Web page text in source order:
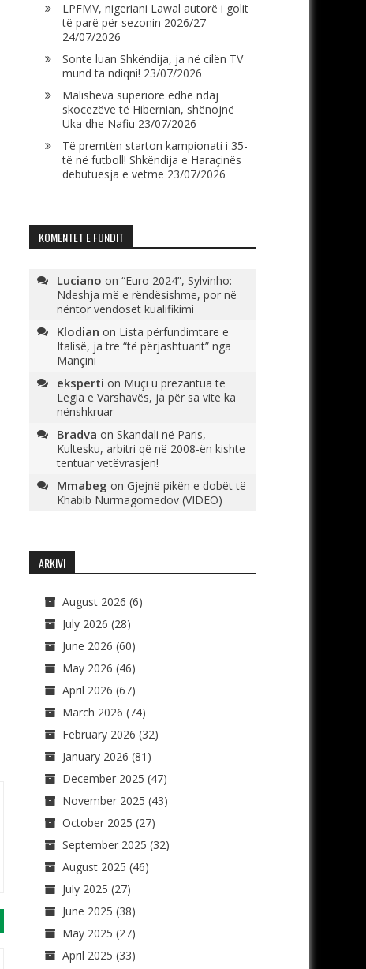
LPFMV, nigeriani Lawal autorë i golit
të parë për sezonin 2026/27
24/07/2026
Sonte luan Shkëndija, ja në cilën TV
mund ta ndiqni! 23/07/2026
Malisheva superiore edhe ndaj
skocezëve të Hibernian, shënojnë
Uka dhe Nafiu 23/07/2026
Të premtën starton kampionati i 35-
të në futboll! Shkëndija e Haraçinës
debutuesja e vetme 23/07/2026
KOMENTET E FUNDIT
Luciano on “Euro 2024”, Sylvinho:
Ndeshja më e rëndësishme, por në
nëntor vendoset kualifikimi
Klodian on Lista përfundimtare e
Italisë, ja tre “të përjashtuarit” nga
Mançini
eksperti on Muçi u prezantua te
Legia e Varshavës, ja për sa vite ka
nënshkruar
Bradva on Skandali në Paris,
Kultesku, arbitri që në 2008-ën kishte
tentuar vetëvrasjen!
Mmabeg on Gjejnë pikën e dobët të
Khabib Nurmagomedov (VIDEO)
ARKIVI
August 2026 (6)
July 2026 (28)
June 2026 (60)
May 2026 (46)
April 2026 (67)
March 2026 (74)
February 2026 (32)
January 2026 (81)
December 2025 (47)
November 2025 (43)
October 2025 (27)
September 2025 (32)
August 2025 (46)
July 2025 (27)
June 2025 (38)
May 2025 (27)
April 2025 (33)